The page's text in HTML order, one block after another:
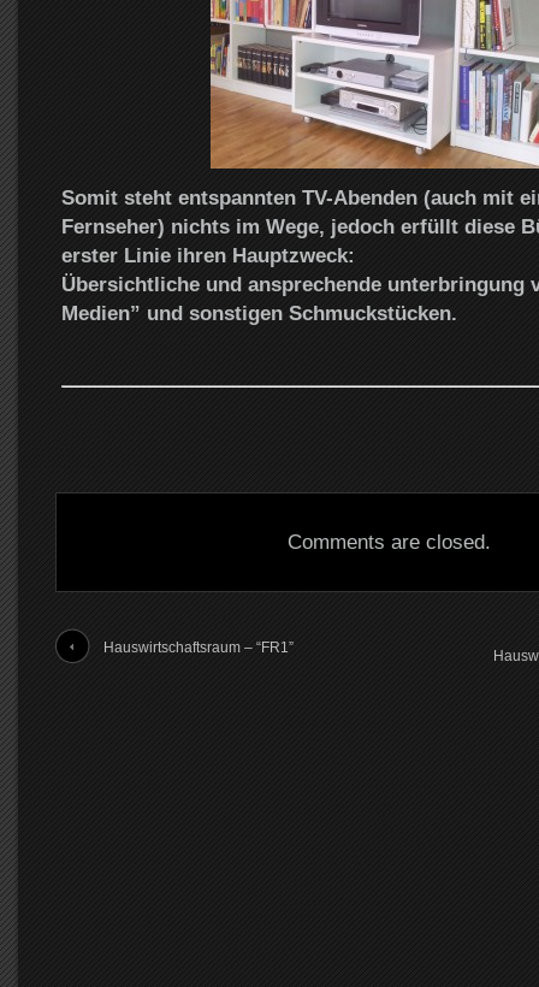
Somit steht entspannten TV-Abenden (auch mit
Fernseher) nichts im Wege, jedoch erfüllt diese
erster Linie ihren Hauptzweck:
Übersichtliche und ansprechende unterbringung
Medien” und sonstigen Schmuckstücken.
Comments are closed.
Hauswirtschaftsraum – “FR1”